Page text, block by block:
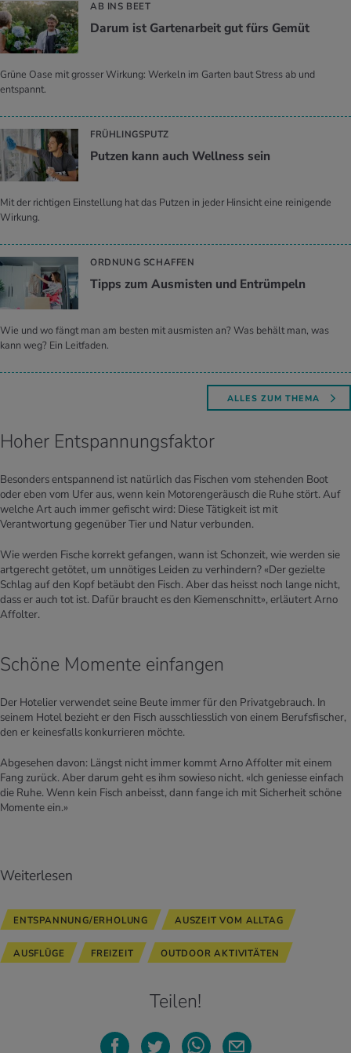
AB INS BEET
Darum ist Gar­ten­ar­beit gut fürs Gemüt
Grüne Oase mit grosser Wirkung: Werkeln im Garten baut Stress ab und
entspannt.
FRÜHLINGSPUTZ
Put­zen kann auch Well­ness sein
Mit der richtigen Einstellung hat das Putzen in jeder Hinsicht eine reinigende
Wirkung.
ORDNUNG SCHAFFEN
Tipps zum Aus­mis­ten und Ent­rüm­peln
Wie und wo fängt man am besten mit ausmisten an? Was behält man, was
kann weg? Ein Leitfaden.
ALLES ZUM THEMA
Hoher Entspannungsfaktor
Besonders entspannend ist natürlich das Fischen vom stehenden Boot
oder eben vom Ufer aus, wenn kein Motorengeräusch die Ruhe stört. Auf
welche Art auch immer gefischt wird: Diese Tätigkeit ist mit
Verantwortung gegenüber Tier und Natur verbunden.
Wie werden Fische korrekt gefangen, wann ist Schonzeit, wie werden sie
artgerecht getötet, um unnötiges Leiden zu verhindern? «Der gezielte
Schlag auf den Kopf betäubt den Fisch. Aber das heisst noch lange nicht,
dass er auch tot ist. Dafür braucht es den Kiemenschnitt», erläutert Arno
Affolter.
Schöne Momente einfangen
Der Hotelier verwendet seine Beute immer für den Privatgebrauch. In
seinem Hotel bezieht er den Fisch ausschliesslich von einem Berufsfischer,
den er keinesfalls konkurrieren möchte.
Abgesehen davon: Längst nicht immer kommt Arno Affolter mit einem
Fang zurück. Aber darum geht es ihm sowieso nicht. «Ich geniesse einfach
die Ruhe. Wenn kein Fisch anbeisst, dann fange ich mit Sicherheit schöne
Momente ein.»
Weiterlesen
ENTSPANNUNG/ERHOLUNG AUSZEIT VOM ALLTAG
AUSFLÜGE FREIZEIT OUTDOOR AKTIVITÄTEN
Teilen!